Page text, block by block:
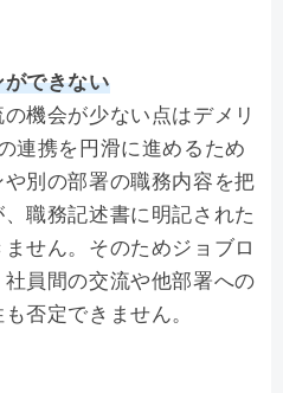
できない
機会が少ない点はデメリ
連携を円滑に進めるため
別の部署の職務内容を把
職務記述書に明記された
せん。そのためジョブロ
員間の交流や他部署への
否定できません。